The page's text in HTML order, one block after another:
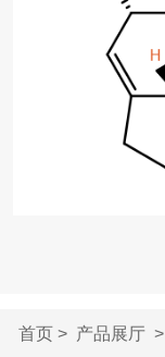
首页> 产品展厅>